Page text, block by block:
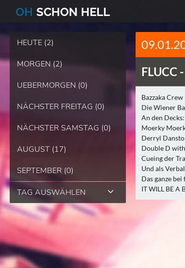
OH SCHON HELL
HEUTE (2)
MORGEN (2)
UEBERMORGEN (0)
NÄCHSTER FREITAG (0)
NÄCHSTER SAMSTAG (0)
AUGUST (17)
SEPTEMBER (0)
TAG AUSWÄHLEN
FLUCC -
Bazzaka
Die Wiener
An den Decks:
Moerky
Derryl
Double D
Cueing der
Und als
Das ganze
IT WILL BE A